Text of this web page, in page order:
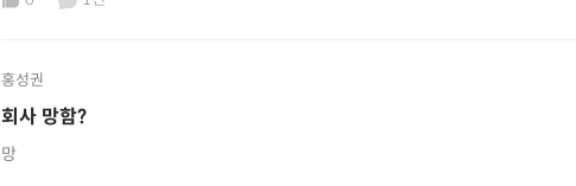
홍성권
회사 망함?
망